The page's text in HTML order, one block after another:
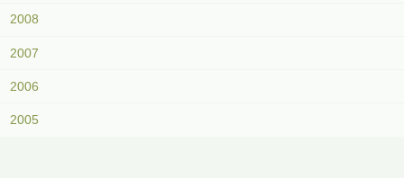
2008
2007
2006
2005